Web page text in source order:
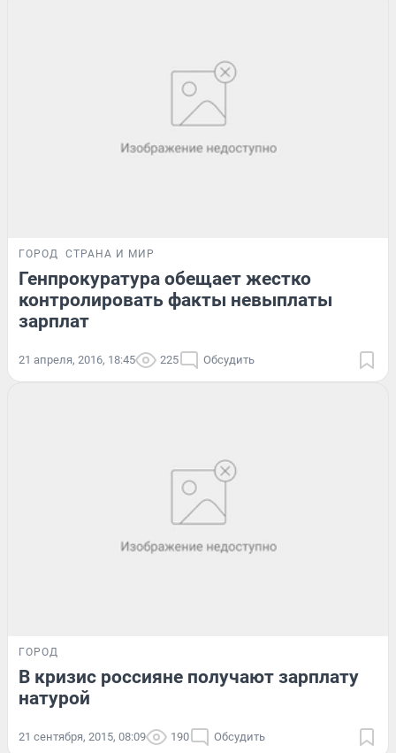
ГОРОД СТРАНА И МИР
Генпрокуратура обещает жестко
контролировать факты невыплаты
зарплат
21 апреля, 2016, 18:45 225 Обсудить
ГОРОД
В кризис россияне получают зарплату
натурой
21 сентября, 2015, 08:09 190 Обсудить